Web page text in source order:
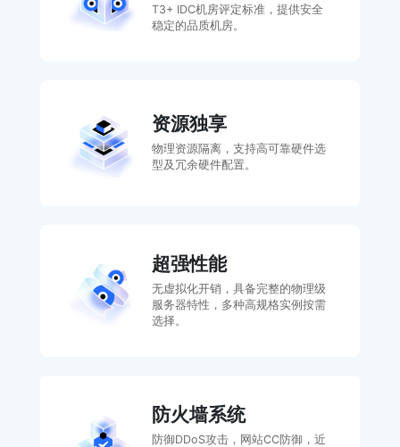
T3+ IDC机房评定标准，提供安全
稳定的品质机房。
资源独享
物理资源隔离，支持高可靠硬件选
型及冗余硬件配置。
超强性能
无虚拟化开销，具备完整的物理级
服务器特性，多种高规格实例按需
选择。
防火墙系统
防御DDoS攻击，网站CC防御，近